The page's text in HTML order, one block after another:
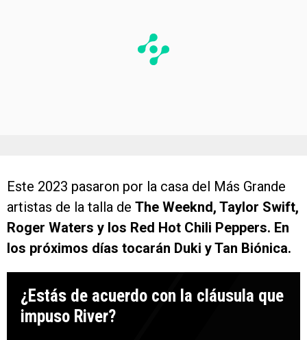
Este 2023 pasaron por la casa del Más Grande
artistas de la talla de The Weeknd, Taylor Swift,
Roger Waters y los Red Hot Chili Peppers. En
los próximos días tocarán Duki y Tan Biónica.
¿Estás de acuerdo con la cláusula que
impuso River?